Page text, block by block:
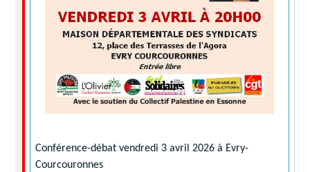
Conférence-débat vendredi 3 avril 2026 à Evry-
Courcouronnes